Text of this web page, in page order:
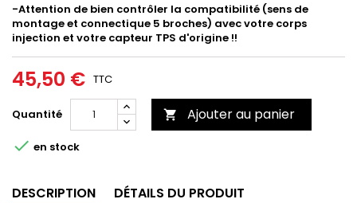
-Attention de bien contrôler la compatibilité (sens de
montage et connectique 5 broches) avec votre corps
injection et votre capteur TPS d'origine !!
45,50 € TTC
Quantité  Ajouter au panier
 en stock
DESCRIPTION DÉTAILS DU PRODUIT